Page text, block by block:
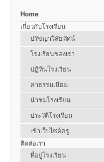
Home
เกี่ยวกับโรงเรียน
ปรัชญาวิสัยทัศน์
โรงเรียนของเรา
ปฏิทินโรงเรียน
ค่าธรรมเนียม
นำชมโรงเรียน
ประวัติโรงเรียน
เข้าเว็บไซต์ครู
ติดต่อเรา
ที่อยู่โรงเรียน